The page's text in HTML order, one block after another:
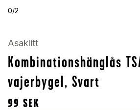
0/2
Asaklitt
Kombinationshänglås
vajerbygel, Svart
99 SEK